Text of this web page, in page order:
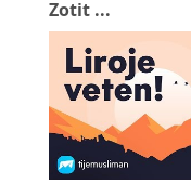
Zotit ...